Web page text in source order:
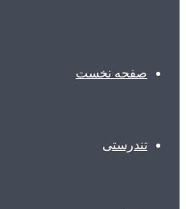
صفحه نخست
تندرستی